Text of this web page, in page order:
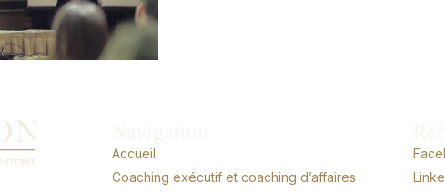
Accueil
Coaching exécutif et coaching d’affaires